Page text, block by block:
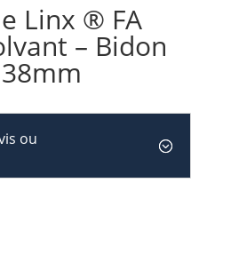
Linx ® FA
– Bidon
ou